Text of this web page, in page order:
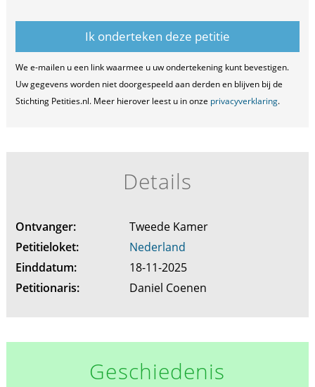
We e-mailen u een link waarmee u uw ondertekening kunt bevestigen.
Uw gegevens worden niet doorgespeeld aan derden en blijven bij de
Stichting Petities.nl. Meer hierover leest u in onze privacyverklaring.
Details
Ontvanger:
Tweede Kamer
Petitieloket:
Nederland
Einddatum:
18-11-2025
Petitionaris:
Daniel Coenen
Geschiedenis